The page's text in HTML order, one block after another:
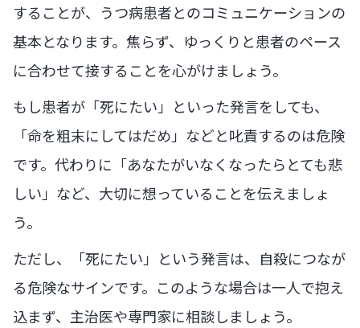
することが、うつ病患者とのコミュニケーションの
基本となります。焦らず、ゆっくりと患者のペース
に合わせて接することを心がけましょう。
もし患者が「死にたい」といった発言をしても、
「命を粗末にしてはだめ」などと叱責するのは危険
です。代わりに「あなたがいなくなったらとても悲
しい」など、大切に想っていることを伝えましょ
う。
ただし、「死にたい」という発言は、自殺につなが
る危険なサインです。このような場合は一人で抱え
込まず、主治医や専門家に相談しましょう。